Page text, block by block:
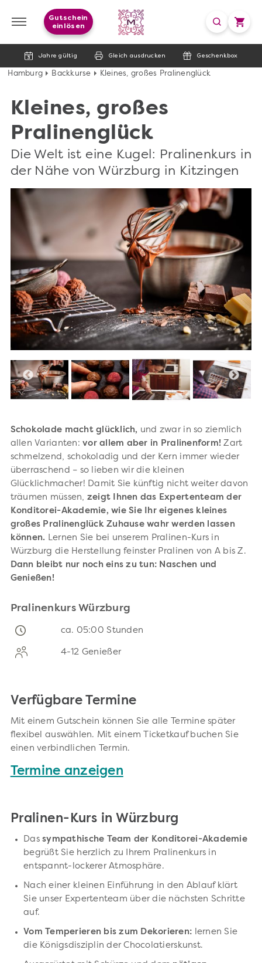
Jahre gültig Gleich ausdrucken Geschenkbox
Gutschein
einlösen
Hamburg Backkurse Kleines, großes Pralinenglück
Kleines, großes
Pralinenglück
Die Welt ist eine Kugel: Pralinenkurs in
der Nähe von Würzburg in Kitzingen
Schokolade macht glücklich, und zwar in so ziemlich
allen Varianten:vor allem aber in Pralinenform! Zart
schmelzend, schokoladig und der Kern immer wieder
überraschend – so lieben wir die kleinen
Glücklichmacher! Damit Sie künftig nicht weiter davon
träumen müssen, zeigt Ihnen das Expertenteam der
Konditorei-Akademie, wie Sie Ihr eigenes kleines
großes Pralinenglück Zuhause wahr werden lassen
können. Lernen Sie bei unserem Pralinen-Kurs in
Würzburg die Herstellung feinster Pralinen von A bis Z.
Dann bleibt nur noch eins zu tun: Naschen und
Genießen!
Pralinenkurs Würzburg
ca. 05:00 Stunden
4-12 Genießer
Verfügbare Termine
Mit einem Gutschein können Sie alle Termine später
flexibel auswählen. Mit einem Ticketkauf buchen Sie
einen verbindlichen Termin.
Termine anzeigen
Pralinen-Kurs in Würzburg
Dassympathische Team der Konditorei-Akademie
begrüßt Sie herzlich zu Ihrem Pralinenkurs in
entspannt-lockerer Atmosphäre.
Nach einer kleinen Einführung in den Ablauf klärt
Sie unser Expertenteam über die nächsten Schritte
auf.
Vom Temperieren bis zum Dekorieren: lernen Sie
die Königsdisziplin der Chocolatierskunst.